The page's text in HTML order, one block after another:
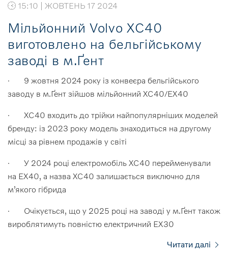
15:10 | ЖОВТЕНЬ 17 2024
Мільйонний Volvo XC40
виготовлено на бельгійському
заводі в м.Ґент
· 9 жовтня 2024 року із конвеєра бельгійського
заводу в м.Ґент зійшов мільйонний XC40/EX40
· XC40 входить до трійки найпопулярніших моделей
бренду: із 2023 року модель знаходиться на другому
місці за рівнем продажів у світі
· У 2024 році електромобіль XC40 перейменували
на EX40, а назва XC40 залишається виключно для
м’якого гібрида
· Очікується, що у 2025 році на заводі у м.Ґент також
вироблятимуть повністю електричний EX30
Читати далі